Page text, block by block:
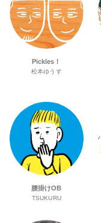
Pickles！
松本ゆうす
腰掛けOB
TSUKURU